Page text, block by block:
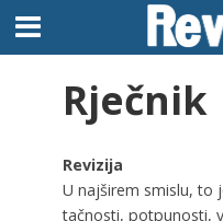
Rječnik
Revizija
U najširem smislu, to
tačnosti, potpunosti,